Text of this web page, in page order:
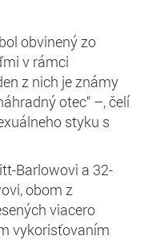
obvinený zo
v rámci
z nich je známy
otec“ –, čelí
styku s
Barlowovi a 32-
obom z
viacero
vykorisťovaním